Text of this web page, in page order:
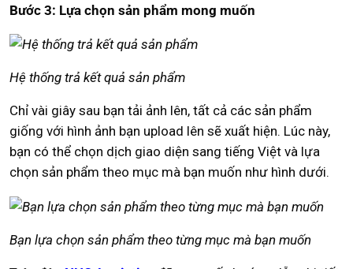
Bước 3: Lựa chọn sản phẩm mong muốn
Hệ thống trả kết quả sản phẩm
Chỉ vài giây sau bạn tải ảnh lên, tất cả các sản phẩm
giống với hình ảnh bạn upload lên sẽ xuất hiện. Lúc này,
bạn có thể chọn dịch giao diện sang tiếng Việt và lựa
chọn sản phẩm theo mục mà bạn muốn như hình dưới.
Bạn lựa chọn sản phẩm theo từng mục mà bạn muốn